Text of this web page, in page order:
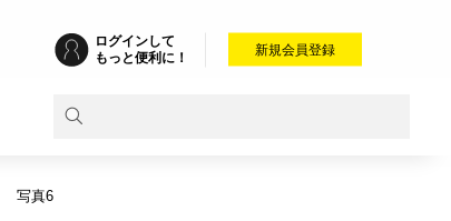
ログインして
もっと便利に！
新規会員登録
写真6